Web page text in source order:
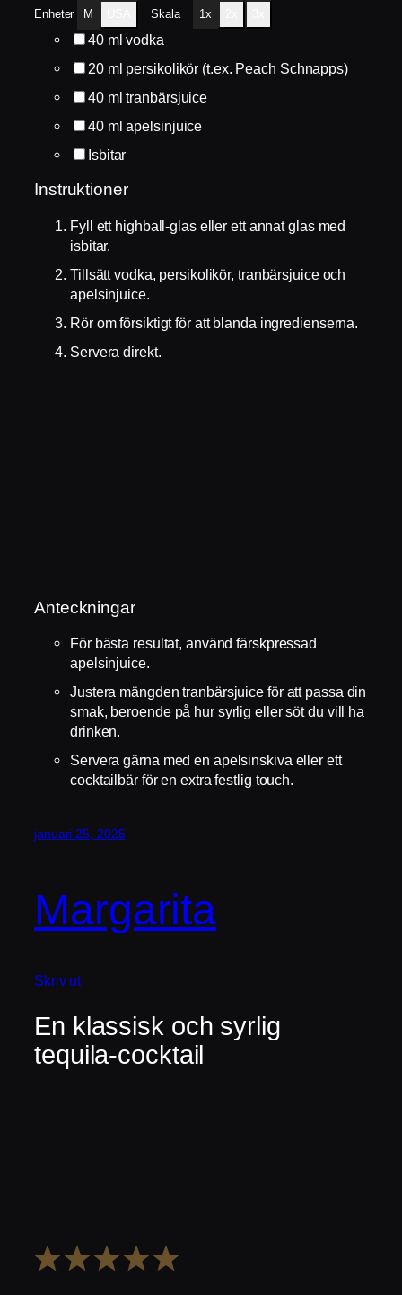
Enheter M Skala 1x
40 ml vodka
20 ml persikolikör (t.ex. Peach Schnapps)
40 ml tranbärsjuice
40 ml apelsinjuice
Isbitar
Instruktioner
Fyll ett highball-glas eller ett annat glas med
isbitar.
Tillsätt vodka, persikolikör, tranbärsjuice och
apelsinjuice.
Rör om försiktigt för att blanda ingredienserna.
Servera direkt.
Anteckningar
För bästa resultat, använd färskpressad
apelsinjuice.
Justera mängden tranbärsjuice för att passa din
smak, beroende på hur syrlig eller söt du vill ha
drinken.
Servera gärna med en apelsinskiva eller ett
cocktailbär för en extra festlig touch.
januari 25, 2025
Margarita
Skriv ut
En klassisk och syrlig
tequila-cocktail
5
4
Stjärnor
3
Stjärnor
2
Stjärnor
1
Stjärna